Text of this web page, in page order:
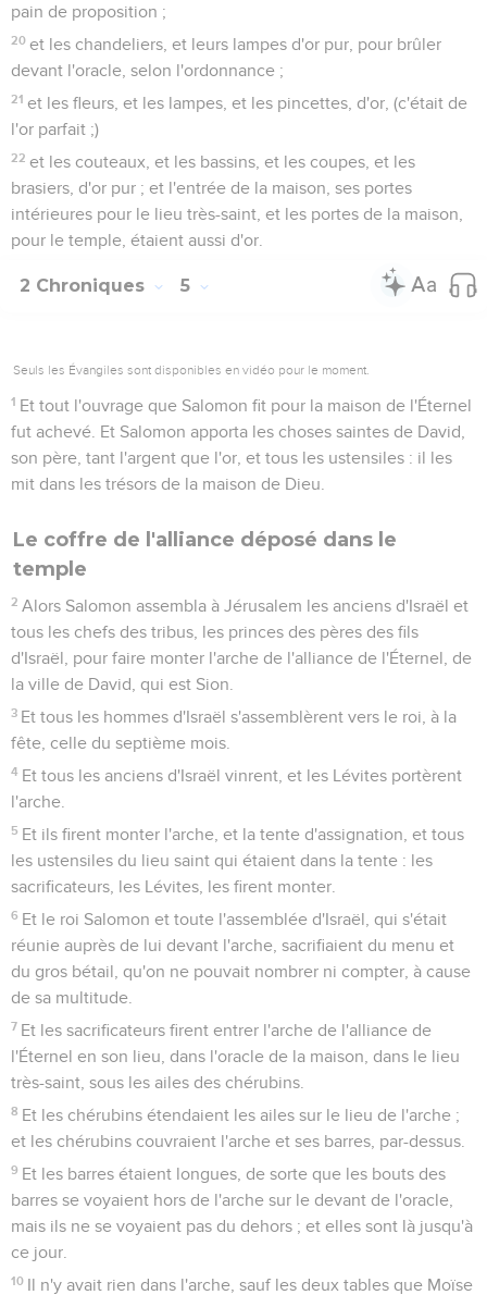
pain de proposition ;
20 et les chandeliers, et leurs lampes d'or pur, pour brûler
devant l'oracle, selon l'ordonnance ;
21 et les fleurs, et les lampes, et les pincettes, d'or, (c'était de
l'or parfait ;)
22 et les couteaux, et les bassins, et les coupes, et les
brasiers, d'or pur ; et l'entrée de la maison, ses portes
intérieures pour le lieu très-saint, et les portes de la maison,
pour le temple, étaient aussi d'or.
2 Chroniques 5
Seuls les Évangiles sont disponibles en vidéo pour le moment.
1 Et tout l'ouvrage que Salomon fit pour la maison de l'Éternel
fut achevé. Et Salomon apporta les choses saintes de David,
son père, tant l'argent que l'or, et tous les ustensiles : il les
mit dans les trésors de la maison de Dieu.
Le coffre de l'alliance déposé dans le
temple
2 Alors Salomon assembla à Jérusalem les anciens d'Israël et
tous les chefs des tribus, les princes des pères des fils
d'Israël, pour faire monter l'arche de l'alliance de l'Éternel, de
la ville de David, qui est Sion.
3 Et tous les hommes d'Israël s'assemblèrent vers le roi, à la
fête, celle du septième mois.
4 Et tous les anciens d'Israël vinrent, et les Lévites portèrent
l'arche.
5 Et ils firent monter l'arche, et la tente d'assignation, et tous
les ustensiles du lieu saint qui étaient dans la tente : les
sacrificateurs, les Lévites, les firent monter.
6 Et le roi Salomon et toute l'assemblée d'Israël, qui s'était
réunie auprès de lui devant l'arche, sacrifiaient du menu et
du gros bétail, qu'on ne pouvait nombrer ni compter, à cause
de sa multitude.
7 Et les sacrificateurs firent entrer l'arche de l'alliance de
l'Éternel en son lieu, dans l'oracle de la maison, dans le lieu
très-saint, sous les ailes des chérubins.
8 Et les chérubins étendaient les ailes sur le lieu de l'arche ;
et les chérubins couvraient l'arche et ses barres, par-dessus.
9 Et les barres étaient longues, de sorte que les bouts des
barres se voyaient hors de l'arche sur le devant de l'oracle,
mais ils ne se voyaient pas du dehors ; et elles sont là jusqu'à
ce jour.
10 Il n'y avait rien dans l'arche, sauf les deux tables que Moïse